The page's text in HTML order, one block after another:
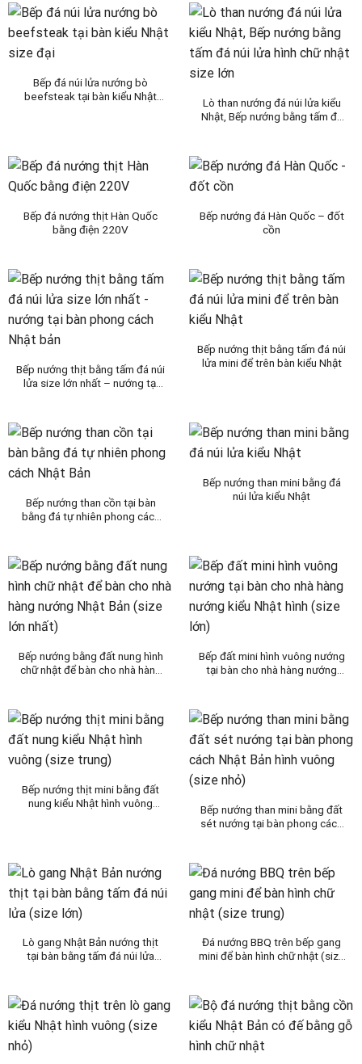
Bếp đá núi lửa nướng bò
beefsteak tại bàn kiểu Nhật
Lò than nướng đá núi lửa kiểu
Nhật, Bếp nướng bằng tấm đá
Bếp đá nướng thịt Hàn Quốc
bằng điện 220V
Bếp nướng đá Hàn Quốc – đốt
cồn
Bếp nướng thịt bằng tấm đá núi
lửa size lớn nhất – nướng tại
Bếp nướng thịt bằng tấm đá núi
lửa mini để trên bàn kiểu Nhật
Bếp nướng than cồn tại bàn
bằng đá tự nhiên phong cách
Bếp nướng than mini bằng đá
núi lửa kiểu Nhật
Bếp nướng bằng đất nung hình
chữ nhật để bàn cho nhà hàng
Bếp đất mini hình vuông nướng
tại bàn cho nhà hàng nướng
Bếp nướng thịt mini bằng đất
nung kiểu Nhật hình vuông
Bếp nướng than mini bằng đất
sét nướng tại bàn phong cách
Lò gang Nhật Bản nướng thịt
tại bàn bằng tấm đá núi lửa
Đá nướng BBQ trên bếp gang
mini để bàn hình chữ nhật (size